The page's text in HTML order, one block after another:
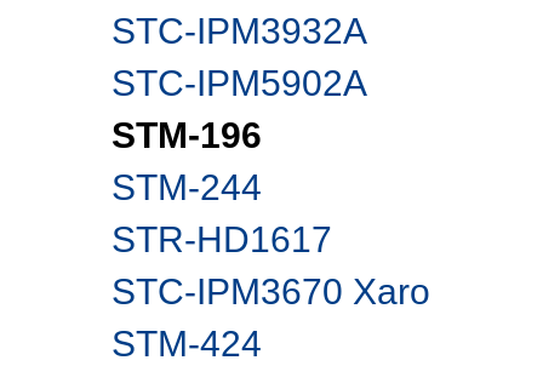
STC-IPM3932A
STC-IPM5902А
STM-196
STM-244
STR-HD1617
STC-IPM3670 Xaro
STM-424